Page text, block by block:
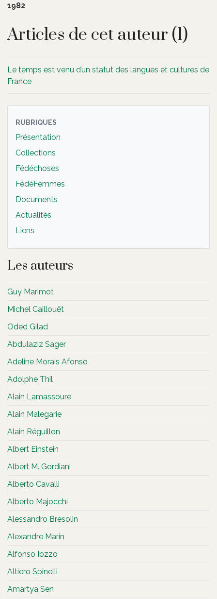
1982
Articles de cet auteur (1)
Le temps est venu d’un statut des langues et cultures de
France
RUBRIQUES
Présentation
Collections
Fédéchoses
FédéFemmes
Documents
Actualités
Liens
Les auteurs
Guy Marimot
Michel Caillouët
Oded Gilad
Abdulaziz Sager
Adeline Morais Afonso
Adolphe Thil
Alain Lamassoure
Alain Malegarie
Alain Réguillon
Albert Einstein
Albert M. Gordiani
Alberto Cavalli
Alberto Majocchi
Alessandro Bresolin
Alexandre Marin
Alfonso Iozzo
Altiero Spinelli
Amartya Sen